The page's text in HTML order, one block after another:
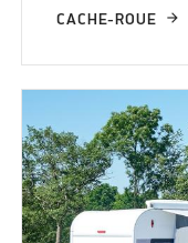
CACHE-ROUE